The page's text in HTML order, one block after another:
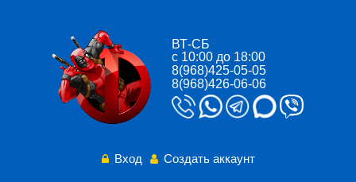
ВТ-СБ
с 10:00 до 18:00
8(968)425-05-05
8(968)426-06-06
Вход Создать аккаунт